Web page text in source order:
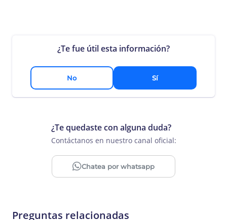
¿Te fue útil esta información?
No Sí
¿Te quedaste con alguna duda?
Contáctanos en nuestro canal oficial:
Chatea por whatsapp
Preguntas relacionadas